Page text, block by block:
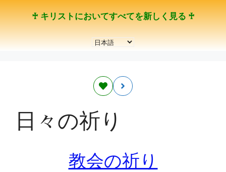
コ
ン
テ
ン
♰ キリストにおいてすべてを新しく見る ♰
言
選
択
日々の祈り
教会の祈り